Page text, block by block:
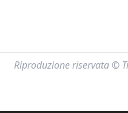
Riproduzione riservata ©